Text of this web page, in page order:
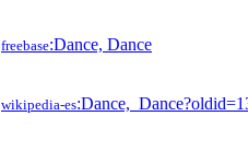
freebase:Dance, Dance
wikipedia-es